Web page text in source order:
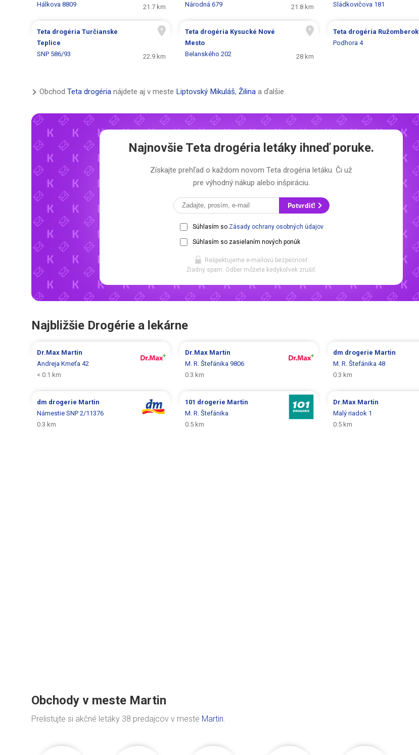
Hálkova 8809
21.7 km
Národná 679
21.8 km
Sládkovičova 181
Teta drogériaTurčianske
Teplice
SNP 586/93
22.9 km
Teta drogéria Kysucké Nové
Mesto
Belanského 202
28 km
Teta drogéria Ružomberok
Podhora 4
Obchod Teta drogéria nájdete aj v meste Liptovský Mikuláš, Žilina a ďalšie.
Najnovšie Teta drogéria letáky ihneď poruke.
Získajte prehľad o každom novom Teta drogéria letáku. Či už
pre výhodný nákup alebo inšpiráciu.
Potvrdiť!
Súhlasím so Zásady ochrany osobných údajov
Súhlasím so zasielaním nových ponúk
Rešpektujeme e-mailovú bezpečnosť.
Žiadny spam. Odber môžete kedykoľvek zrušiť.
Najbližšie Drogérie a lekárne
Dr.Max Martin
Andreja Kmeťa 42
< 0.1 km
Dr.Max Martin
M. R. Štefánika 9806
0.3 km
dm drogerie Martin
M. R. Štefánika 48
0.3 km
dm drogerie Martin
Námestie SNP 2/11376
0.3 km
101 drogerie Martin
M. R. Štefánika
0.5 km
Dr.Max Martin
Malý riadok 1
0.5 km
Obchody v meste Martin
Prelistujte si akčné letáky 38 predajcov v meste Martin.